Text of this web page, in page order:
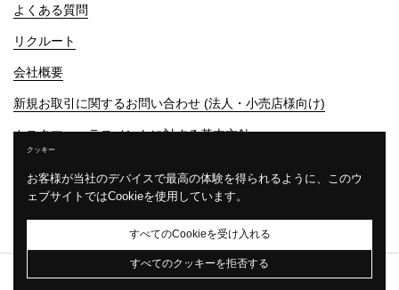
よくある質問
リクルート
会社概要
新規お取引に関するお問い合わせ (法人・小売店様向け)
カスタマーハラスメントに対する基本方針
特定商取引法に基づく表示
© Neue
クッキー
お客様が当社のデバイスで最高の体験を得られるように、このウ
ェブサイトではCookieを使用しています。
すべてのCookieを受け入れる
すべてのクッキーを拒否する